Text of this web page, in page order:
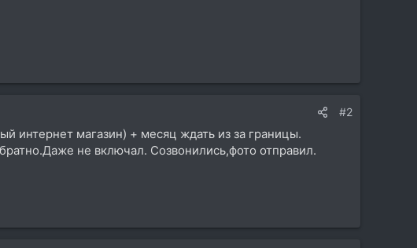
#2
интернет магазин) + месяц ждать из за границы.
не включал. Созвонились,фото отправил.